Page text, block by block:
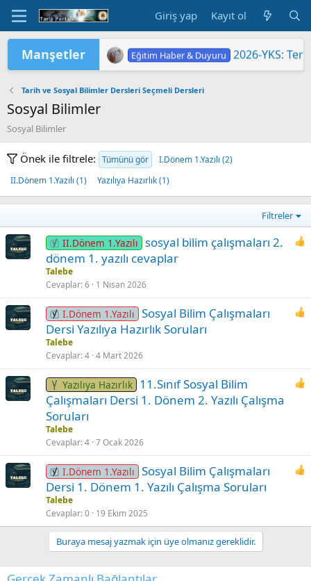
Giriş yap Kayıt ol
Manşetler
Eğitim Haber & Duyuru 2026-YKS:
Eğitim Haber & Duyuru 2026-YKS:
Eğitim Haber & Duyuru
Eğitim Haber & Duyuru
TÜRKİYE YÜZYILI MAARİF
Eğitim Haber & Duyuru
2026 Yükseköğretim Kurumları
Eğitim Haber & Duyuru
Eğitim Haber & Duyuru
2026 HAZİRAN DÖNEMİ MESLEKİ
Tarih ve Sosyal Bilimler Dersleri Seçmeli Dersleri
Sosyal Bilimler
Sosyal Bilimler
Önek ile filtrele: Tümünü gör
I.Dönem 1.Yazılı (2)
II.Dönem 1.Yazılı (1)
Yazılıya Hazırlık (1)
Filtreler
II.Dönem 1.Yazılı
sosyal bilim çalışmaları 2.
dönem 1. yazılı cevaplar
Talebe
Cevaplar 6 1 Nisan 2026
I.Dönem 1.Yazılı Sosyal Bilim Çalışmaları
Dersi Yazılıya Hazırlık Soruları
Talebe
Cevaplar 4 4 Mart 2026
Yazılıya Hazırlık 11.Sınıf Sosyal Bilim
Çalışmaları Dersi 1. Dönem 2. Yazılı Çalışma
Soruları
Talebe
Cevaplar 4 7 Ocak 2026
I.Dönem 1.Yazılı Sosyal Bilim Çalışmaları
Dersi 1. Dönem 1. Yazılı Çalışma Soruları
Talebe
Cevaplar 0 19 Ekim 2025
Buraya mesaj yazmak için üye olmanız gereklidir.